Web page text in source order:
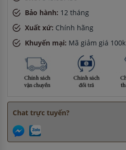
Bảo hành: 12 tháng
Xuất xứ: Chính hãng
Khuyến mại: Mã giảm giá 100k
Chat trực tuyến?